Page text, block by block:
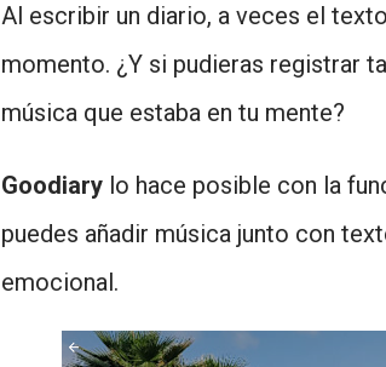
Al escribir un diario, a veces el
momento. ¿Y si pudieras registrar
música que estaba en tu mente?
Goodiary lo hace posible con la
puedes añadir música junto con
emocional.